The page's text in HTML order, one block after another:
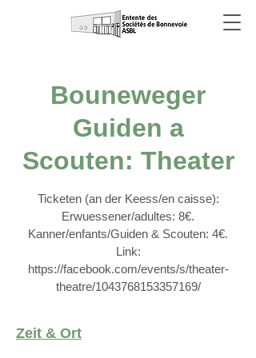
Bouneweger
Guiden a
Scouten: Theater
Ticketen (an der Keess/en caisse):
Erwuessener/adultes: 8€.
Kanner/enfants/Guiden & Scouten: 4€.
Link:
https://facebook.com/events/s/theater-
theatre/1043768153357169/
Zeit & Ort